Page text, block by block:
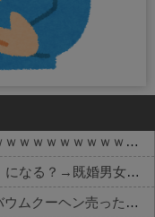
移民ベトナム女達の宅飲み、レベチｗｗｗｗｗｗｗｗｗｗｗｗｗｗｗｗｗｗｗｗｗｗｗｗ
【驚愕】SNSで異性とやりとり《不倫》になる？→既婚男女の約7割がまさかの『こう』回答してしまうw w w w w w w w
【衝撃】ジャンポケ斉藤の被害女性「バウムクーヘン売ったりTikTokライブしててムカついたから示談しなかった」←コレってさ…